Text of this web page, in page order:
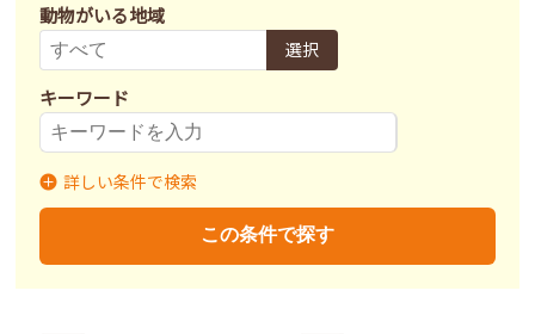
動物がいる地域
選択
キーワード
募集状況
不妊去勢手術
詳しい条件で検索
この条件で探す